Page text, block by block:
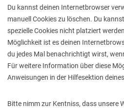
Du kannst deinen Internetbrowser
manuell Cookies zu löschen. Du
spezielle Cookies nicht platziert
Möglichkeit ist es deinen
du jedes Mal benachrichtigt wirst,
Für weitere Information über diese
Anweisungen in der Hilfesektion
Bitte nimm zur Kentniss, dass unsere